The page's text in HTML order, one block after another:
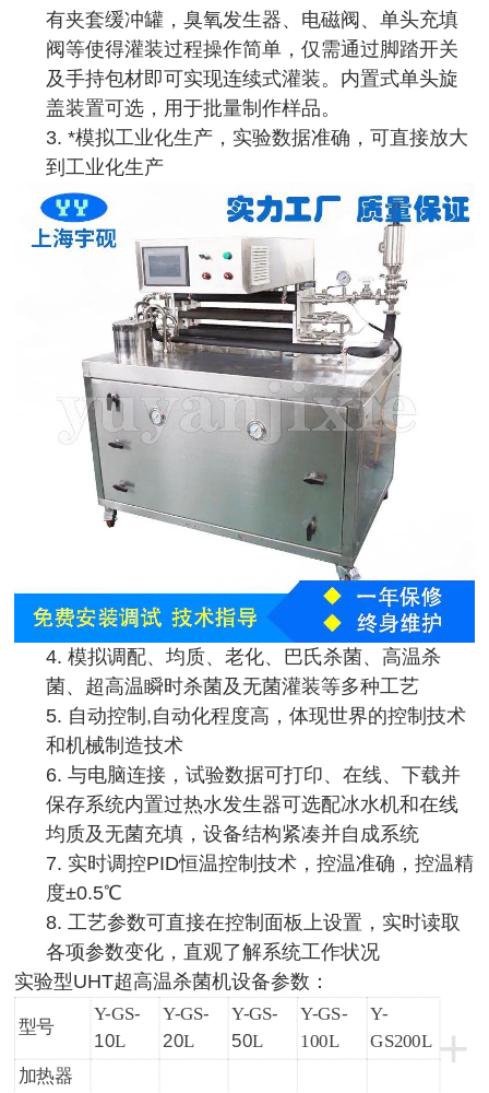
有夹套缓冲罐，臭氧发生器、电磁阀、单头充填
阀等使得灌装过程操作简单，仅需通过脚踏开关
及手持包材即可实现连续式灌装。内置式单头旋
盖装置可选，用于批量制作样品。
3. *模拟工业化生产，实验数据准确，可直接放大
到工业化生产
4. 模拟调配、均质、老化、巴氏杀菌、高温杀
菌、超高温瞬时杀菌及无菌灌装等多种工艺
5. 自动控制,自动化程度高，体现世界的控制技术
和机械制造技术
6. 与电脑连接，试验数据可打印、在线、下载并
保存系统内置过热水发生器可选配冰水机和在线
均质及无菌充填，设备结构紧凑并自成系统
7. 实时调控PID恒温控制技术，控温准确，控温精
度±0.5℃
8. 工艺参数可直接在控制面板上设置，实时读取
各项参数变化，直观了解系统工作状况
实验型UHT超高温杀菌机设备参数：
+
型号
Y-GS-
10L
Y-GS-
20L
Y-GS-
50L
Y-GS-
100L
Y-
GS200L
加热器